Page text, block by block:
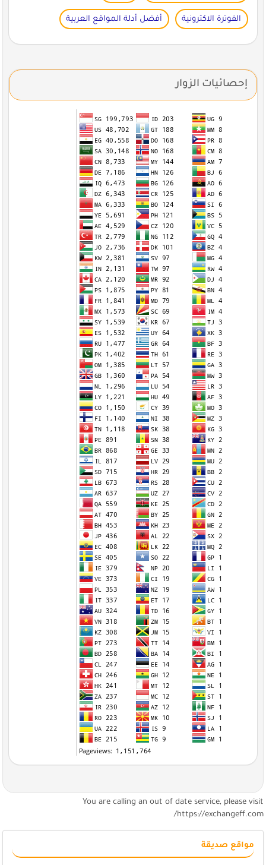
الفوترة الاكترونية أفضل أدلة المواقع العربية
إحصائيات الزوار
You are calling an out of date service, please visit
https://exchangeff.com/
مواقع صديقة